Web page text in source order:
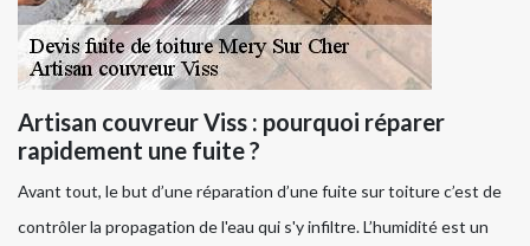
Artisan couvreur Viss : pourquoi réparer
rapidement une fuite ?
Avant tout, le but d’une réparation d’une fuite sur toiture c’est de
contrôler la propagation de l'eau qui s'y infiltre. L’humidité est un